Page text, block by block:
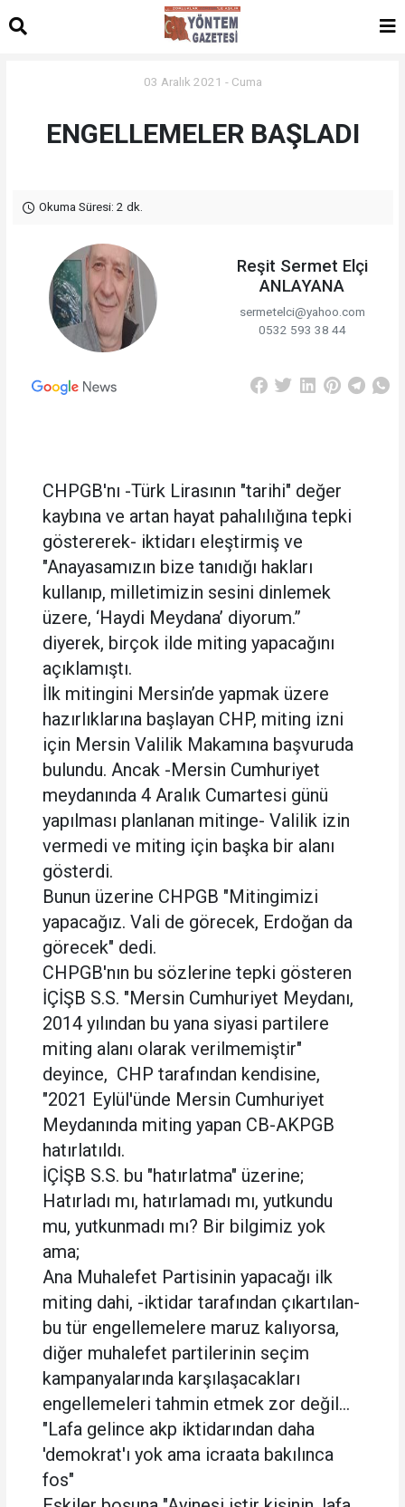
03 Aralık 2021 - Cuma
ENGELLEMELER BAŞLADI
Okuma Süresi: 2 dk.
Reşit Sermet Elçi
ANLAYANA
sermetelci@yahoo.com
0532 593 38 44
CHPGB'nı -Türk Lirasının "tarihi" değer
kaybına ve artan hayat pahalılığına tepki
göstererek- iktidarı eleştirmiş ve
"Anayasamızın bize tanıdığı hakları
kullanıp, milletimizin sesini dinlemek
üzere, ‘Haydi Meydana’ diyorum.”
diyerek, birçok ilde miting yapacağını
açıklamıştı.
İlk mitingini Mersin’de yapmak üzere
hazırlıklarına başlayan CHP, miting izni
için Mersin Valilik Makamına başvuruda
bulundu. Ancak -Mersin Cumhuriyet
meydanında 4 Aralık Cumartesi günü
yapılması planlanan mitinge- Valilik izin
vermedi ve miting için başka bir alanı
gösterdi.
Bunun üzerine CHPGB "Mitingimizi
yapacağız. Vali de görecek, Erdoğan da
görecek" dedi.
CHPGB'nın bu sözlerine tepki gösteren
İÇİŞB S.S. "Mersin Cumhuriyet Meydanı,
2014 yılından bu yana siyasi partilere
miting alanı olarak verilmemiştir"
deyince, CHP tarafından kendisine,
"2021 Eylül'ünde Mersin Cumhuriyet
Meydanında miting yapan CB-AKPGB
hatırlatıldı.
İÇİŞB S.S. bu "hatırlatma" üzerine;
Hatırladı mı, hatırlamadı mı, yutkundu
mu, yutkunmadı mı? Bir bilgimiz yok
ama;
Ana Muhalefet Partisinin yapacağı ilk
miting dahi, -iktidar tarafından çıkartılan-
bu tür engellemelere maruz kalıyorsa,
diğer muhalefet partilerinin seçim
kampanyalarında karşılaşacakları
engellemeleri tahmin etmek zor değil...
"Lafa gelince akp iktidarından daha
'demokrat'ı yok ama icraata bakılınca
fos"